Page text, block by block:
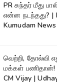
PR சுந்தர் மீது
என்ன நடந்தது? |
Kumudam
வெற்றி, தோல்வி
மக்கள் பணிதான்!
CM Vijay |